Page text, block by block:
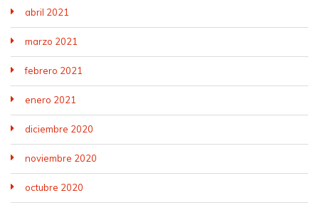
abril 2021
marzo 2021
febrero 2021
enero 2021
diciembre 2020
noviembre 2020
octubre 2020